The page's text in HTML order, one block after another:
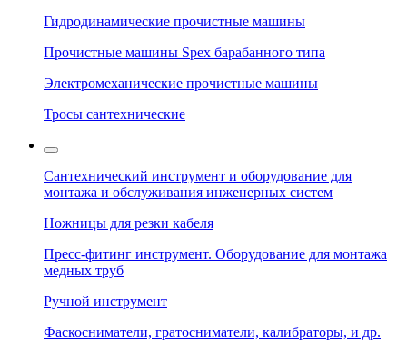
Гидродинамические прочистные машины
Прочистные машины Spex барабанного типа
Электромеханические прочистные машины
Тросы сантехнические
Сантехнический инструмент и оборудование для
монтажа и обслуживания инженерных систем
Ножницы для резки кабеля
Пресс-фитинг инструмент. Оборудование для монтажа
медных труб
Ручной инструмент
Фаскосниматели, гратосниматели, калибраторы, и др.